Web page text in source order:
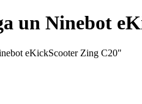
un Ninebot
eKickScooter Zing C20"